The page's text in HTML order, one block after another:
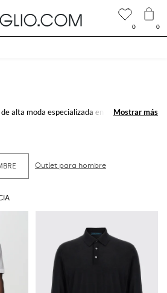
alta moda especializada en la producción
por medio de creaciones artesanales
.
Mostrar más
Mostrar más
Outlet para hombre
0 0